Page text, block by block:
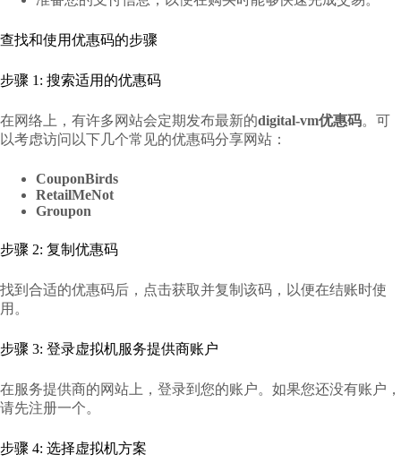
查找和使用优惠码的步骤
步骤 1: 搜索适用的优惠码
在网络上，有许多网站会定期发布最新的digital-vm优惠码。可
以考虑访问以下几个常见的优惠码分享网站：
CouponBirds
RetailMeNot
Groupon
步骤 2: 复制优惠码
找到合适的优惠码后，点击获取并复制该码，以便在结账时使
用。
步骤 3: 登录虚拟机服务提供商账户
在服务提供商的网站上，登录到您的账户。如果您还没有账户，
请先注册一个。
步骤 4: 选择虚拟机方案